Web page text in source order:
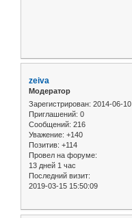
zeiva
Модератор
Зарегистрирован: 2014-06-10
Приглашений: 0
Сообщений: 216
Уважение: +140
Позитив: +114
Провел на форуме:
13 дней 1 час
Последний визит:
2019-03-15 15:50:09